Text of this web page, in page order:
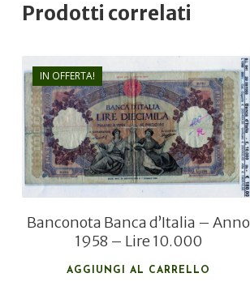
Prodotti correlati
IN OFFERTA!
€180,00
€120,00
Banconota Banca d’Italia – Anno
1958 – Lire 10.000
AGGIUNGI AL CARRELLO